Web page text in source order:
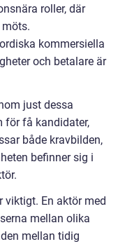
roller, där
kommersiella
och betalare är
just dessa
för få kandidater,
både kravbilden,
befinner sig i
viktigt. En aktör med
mellan olika
mellan tidig